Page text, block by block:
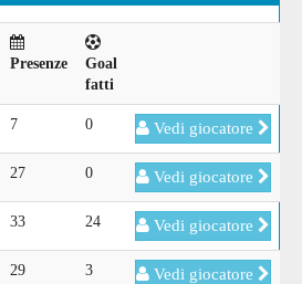
Presenze
Goal
fatti
7 0 Vedi giocatore
27 0 Vedi giocatore
33 24 Vedi giocatore
29 3 Vedi giocatore